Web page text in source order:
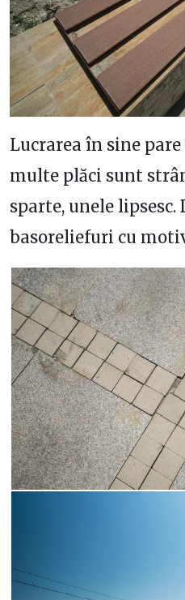
Lucrarea în sine
multe plăci sunt
sparte, unele
basoreliefuri cu